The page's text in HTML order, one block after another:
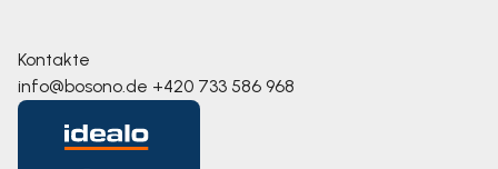
Kontakte
info@bosono.de +420 733 586 968